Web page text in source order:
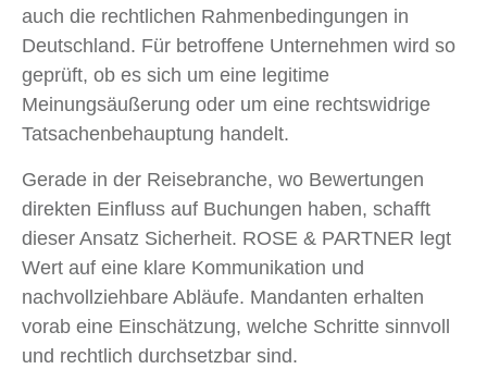
auch die rechtlichen Rahmenbedingungen in
Deutschland. Für betroffene Unternehmen wird so
geprüft, ob es sich um eine legitime
Meinungsäußerung oder um eine rechtswidrige
Tatsachenbehauptung handelt.
Gerade in der Reisebranche, wo Bewertungen
direkten Einfluss auf Buchungen haben, schafft
dieser Ansatz Sicherheit. ROSE & PARTNER legt
Wert auf eine klare Kommunikation und
nachvollziehbare Abläufe. Mandanten erhalten
vorab eine Einschätzung, welche Schritte sinnvoll
und rechtlich durchsetzbar sind.